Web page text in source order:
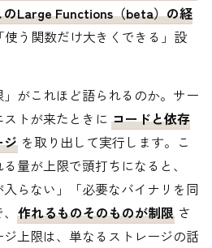
Large Functions（beta）の経
使う関数だけ大きくできる」設
がこれほど語られるのか。サー
トが来たときに コードと依存
ジ を取り出して実行します。こ
量が上限で頭打ちになると、
入らない」「必要なバイナリを同
作れるものそのものが制限 さ
上限は、単なるストレージの話